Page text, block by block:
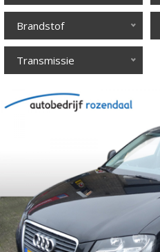
Brandstof
Transmissie